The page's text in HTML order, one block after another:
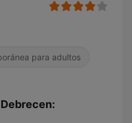
para adultos